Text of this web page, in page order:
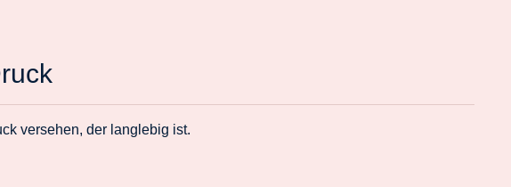
versehen, der langlebig ist.